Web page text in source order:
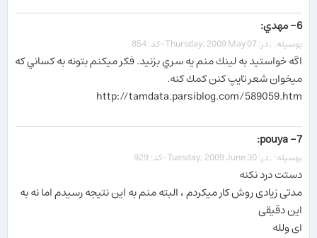
6- مهدي:
بوسیله: , در: Thursday, 2009 May 07-کد: 854
اگه خواستيد به لينك منم يه سري بزنيد. فكر ميكنم بتونه به كساني كه
ميخوان شعر تايپ كنن كمك كنه.
http://tamdata.parsiblog.com/589059.htm
7- pouya:
بوسیله: , در: Tuesday, 2009 June 30-کد: 929
دستت درد نکنه
مدتی زیادی روش کار میکردم ، البته منم به این نتیجه رسیدم اما نه به
این دقیقی
ای ولله